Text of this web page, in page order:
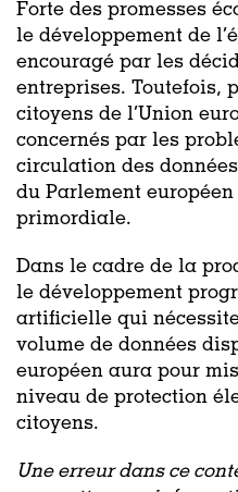
Forte des promesses
le développement de
encouragé par les
entreprises. Toutefois, p
citoyens de l’Union
concernés par les
circulation des
du Parlement
primordiale.
Dans le cadre de la
le développement
artificielle qui
volume de données
européen aura pour
niveau de protection
citoyens.
Une erreur dans ce